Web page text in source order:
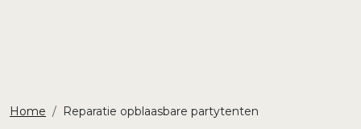
Home Reparatie opblaasbare partytenten